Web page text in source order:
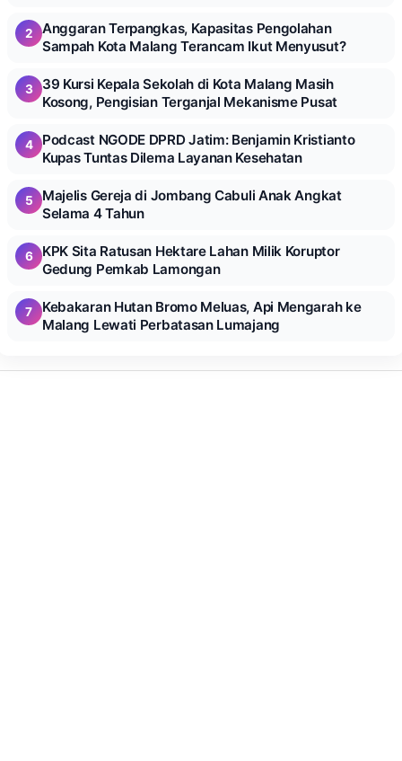
2
Anggaran Terpangkas, Kapasitas Pengolahan
Sampah Kota Malang Terancam Ikut Menyusut?
3
39 Kursi Kepala Sekolah di Kota Malang Masih
Kosong, Pengisian Terganjal Mekanisme Pusat
4
Podcast NGODE DPRD Jatim: Benjamin Kristianto
Kupas Tuntas Dilema Layanan Kesehatan
5
Majelis Gereja di Jombang Cabuli Anak Angkat
Selama 4 Tahun
6
KPK Sita Ratusan Hektare Lahan Milik Koruptor
Gedung Pemkab Lamongan
7
Kebakaran Hutan Bromo Meluas, Api Mengarah ke
Malang Lewati Perbatasan Lumajang